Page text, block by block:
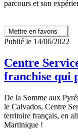
parcours et son
Mettre en favoris
Publié le 14/06/2022
Centre
franchise qui
De la Somme aux
le Calvados, Centre
territoire français, en
Martinique !